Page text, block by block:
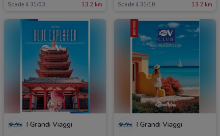
Scade il 31/03 13.2 km Scade il 31/10 13.2 km
I Grandi Viaggi I Grandi Viaggi